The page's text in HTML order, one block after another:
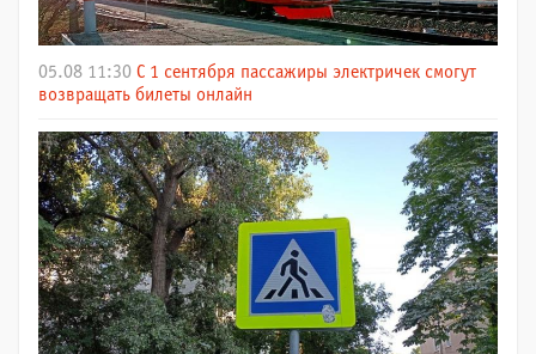
05.08 11:30 С 1 сентября пассажиры электричек смогут
возвращать билеты онлайн